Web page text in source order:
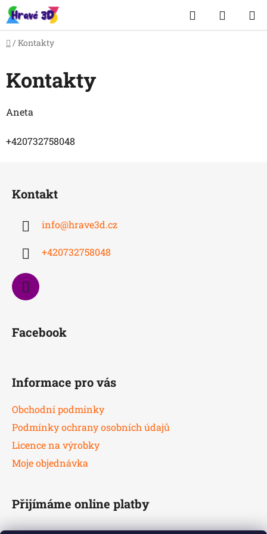
Přejít
na
obsah
Hledat
KOŠÍK
Domů
/ Kontakty
Kontakty
Aneta
+420732758048
Kontakt
info@hrave3d.cz
+420732758048
Facebook
Informace pro vás
Obchodní podmínky
Podmínky ochrany osobních údajů
Licence na výrobky
Moje objednávka
Přijímáme online platby